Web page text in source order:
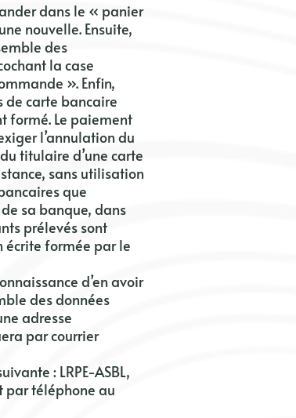
dans le « panier
nouvelle. Ensuite,
des
la case
». Enfin,
de carte bancaire
formé. Le paiement
l’annulation du
titulaire d’une carte
sans utilisation
que
sa banque, dans
prélevés sont
écrite formée par le
d’en avoir
des données
adresse
par courrier
: LRPE-ASBL,
par téléphone au